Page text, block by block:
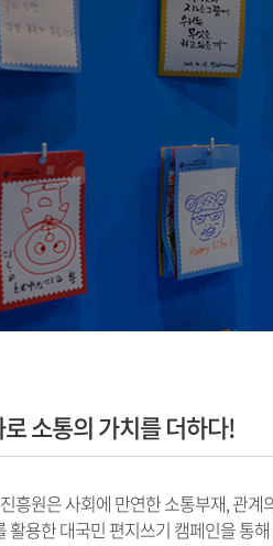
소통의 가치를 더하다!
흥원은 사회에 만연한 소통부재, 관
활용한 대국민 편지쓰기 캠페인을 통